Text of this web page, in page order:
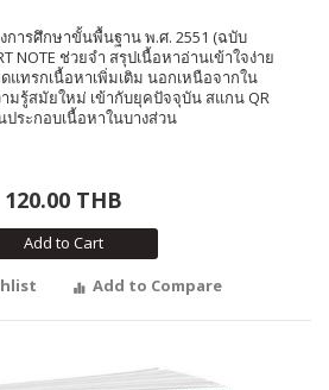
การศึกษาขั้นพื้นฐาน พ.ศ. 2551 (ฉบับ
NOTE ช่วยจำ สรุปเนื้อหาอ่านเข้าใจง่าย
แทรกเนื้อหาเพิ่มเติม นอกเหนือจากใน
มรู้สมัยใหม่ เข้ากับยุคปัจจุบัน สแกน QR
ระกอบเนื้อหาในบางส่วน
120.00 THB
Add to Cart
Add to Compare